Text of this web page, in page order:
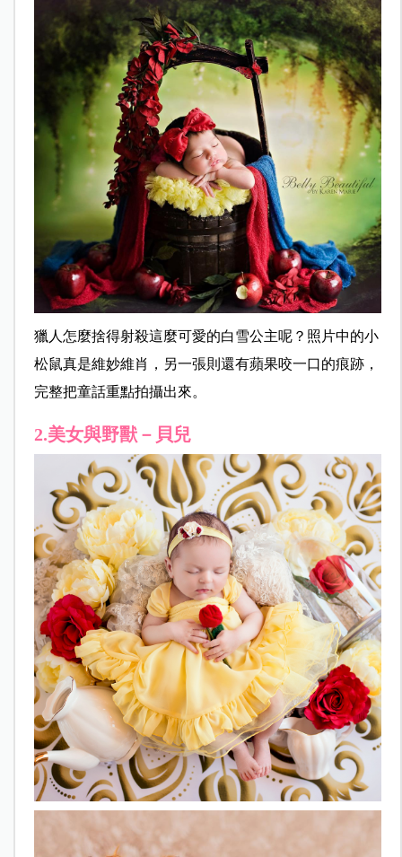
獵人怎麼捨得射殺這麼可愛的白雪公主呢？照片中的小
松鼠真是維妙維肖，另一張則還有蘋果咬一口的痕跡，
完整把童話重點拍攝出來。
2.美女與野獸－貝兒